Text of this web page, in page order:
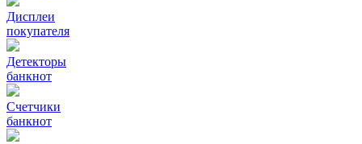
Дисплеи
покупателя
Детекторы
банкнот
Счетчики
банкнот